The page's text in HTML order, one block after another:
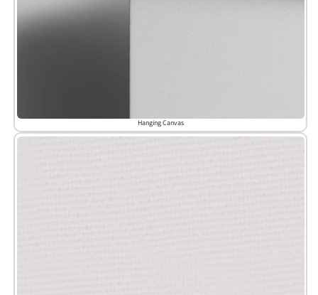
Hanging Canvas